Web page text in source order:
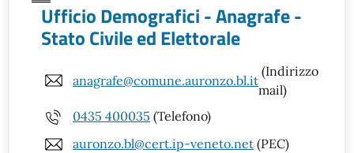
Ufficio Demografici - Anagrafe -
Stato Civile ed Elettorale
anagrafe@comune.auronzo.bl.it
(Indirizzo
mail)
0435 400035 (Telefono)
auronzo.bl@cert.ip-veneto.net (PEC)